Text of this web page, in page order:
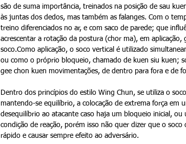
são de suma importância, treinados na posição de sau
às juntas dos dedos, mas também as falanges. Com o
treino diferenciados no ar, e com saco de parede; que
acrescentar a rotação da postura (chor ma), em aplicação,
soco.Como aplicação, o soco vertical é utilizado
ou como o próprio bloqueio, chamado de kuen siu kuen;
gee chon kuen movimentações, de dentro para fora e de
Dentro dos princípios do estilo Wing Chun, se utiliza o
mantendo-se equilíbrio, a colocação de extrema força em
desequilíbrio ao atacante caso haja um bloqueio inicial,
condição de reação, porém isso não quer dizer que o
rápido e causar sempre efeito ao adversário.